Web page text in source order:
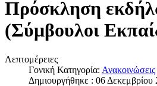
Πρόσκληση
(Σύμβουλοι
Λεπτομέρειες
Γονική Κατηγορία: Ανακοινώσεις
Δημιουργήθηκε : 06 Δεκεμβρίου